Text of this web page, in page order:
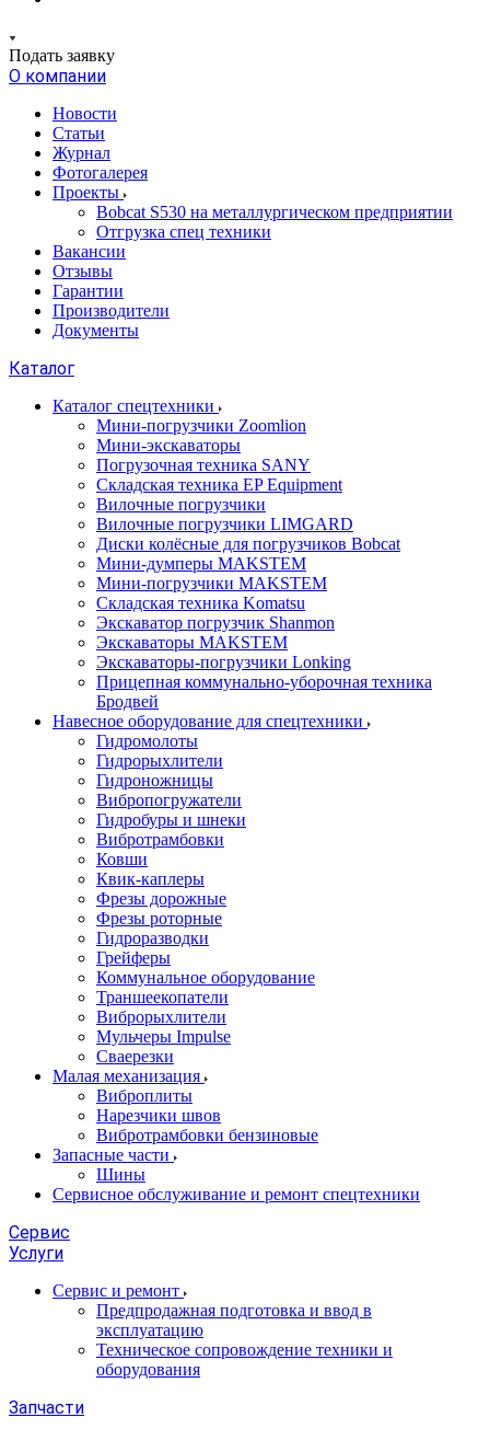
Подать заявку
О компании
Новости
Статьи
Журнал
Фотогалерея
Проекты
Bobcat S530 на металлургическом предприятии
Отгрузка спец техники
Вакансии
Отзывы
Гарантии
Производители
Документы
Каталог
Каталог спецтехники
Мини-погрузчики Zoomlion
Мини-экскаваторы
Погрузочная техника SANY
Складская техника EP Equipment
Вилочные погрузчики
Вилочные погрузчики LIMGARD
Диски колёсные для погрузчиков Bobcat
Мини-думперы MAKSTEM
Мини-погрузчики MAKSTEM
Складская техника Komatsu
Экскаватор погрузчик Shanmon
Экскаваторы MAKSTEM
Экскаваторы-погрузчики Lonking
Прицепная коммунально-уборочная техника
Бродвей
Навесное оборудование для спецтехники
Гидромолоты
Гидрорыхлители
Гидроножницы
Вибропогружатели
Гидробуры и шнеки
Вибротрамбовки
Ковши
Квик-каплеры
Фрезы дорожные
Фрезы роторные
Гидроразводки
Грейферы
Коммунальное оборудование
Траншеекопатели
Виброрыхлители
Мульчеры Impulse
Сваерезки
Малая механизация
Виброплиты
Нарезчики швов
Вибротрамбовки бензиновые
Запасные части
Шины
Сервисное обслуживание и ремонт спецтехники
Сервис
Услуги
Сервис и ремонт
Предпродажная подготовка и ввод в
эксплуатацию
Техническое сопровождение техники и
оборудования
Запчасти